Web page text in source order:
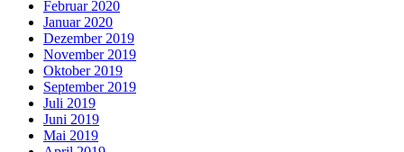
Februar 2020
Januar 2020
Dezember 2019
November 2019
Oktober 2019
September 2019
Juli 2019
Juni 2019
Mai 2019